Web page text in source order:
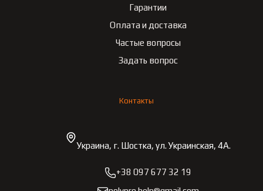
Гарантии
Оплата и доставка
Частые вопросы
Задать вопрос
Контакты
Украина, г. Шостка, ул. Украинская, 4А.
+38 097 677 32 19